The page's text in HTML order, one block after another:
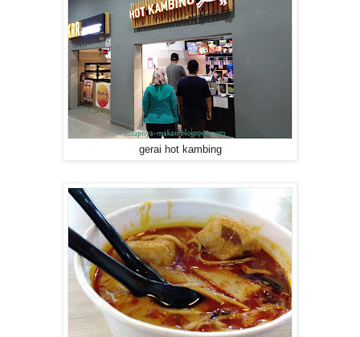
gerai hot kambing